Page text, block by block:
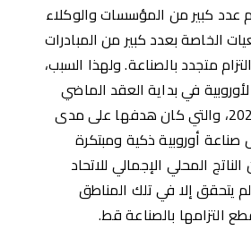
عدد كبير من المؤسسات والوكلاء
الخاصة بعدد كبير من المبادرات
متجدد بالصناعة. ولهذا السبب،
في بداية العقد الماضي
استراتيجية أوروبا 2020، والتي كان هدفها على مدى
أوروبية ذكية ومبتكرة
20% من الناتج المحلي الإجمالي للاتحاد
يتحقق إلا في تلك المناطق
التزامها بالصناعة قط.